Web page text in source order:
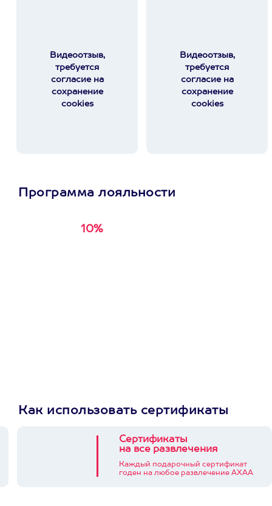
Видеоотзыв,
требуется
согласие на
сохранение
cookies
Видеоотзыв,
требуется
согласие на
сохранение
cookies
Программа лояльности
10%
Как использовать сертификаты
Сертификаты
на все развлечения
Каждый подарочный сертификат
годен на любое развлечение АХАА